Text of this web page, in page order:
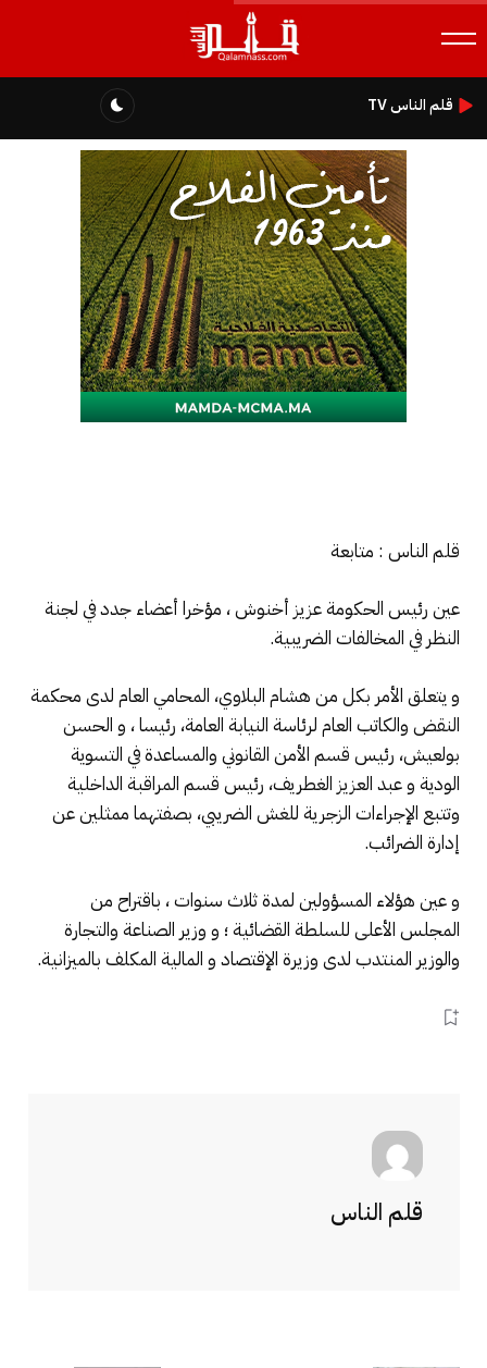
قلم الناس TV
قلم الناس : متابعة
عين رئيس الحكومة عزيز أخنوش ، مؤخرا أعضاء جدد في لجنة
النظر في المخالفات الضريبية.
و يتعلق الأمر بكل من هشام البلاوي، المحامي العام لدى محكمة
النقض والكاتب العام لرئاسة النيابة العامة، رئيسا ، و الحسن
بولعيش، رئيس قسم الأمن القانوني والمساعدة في التسوية
الودية و عبد العزيز الغطريف، رئيس قسم المراقبة الداخلية
وتتبع الإجراءات الزجرية للغش الضريبي، بصفتهما ممثلين عن
إدارة الضرائب.
و عين هؤلاء المسؤولين لمدة ثلاث سنوات ، باقتراح من
المجلس الأعلى للسلطة القضائية ؛ و وزير الصناعة والتجارة
والوزير المنتدب لدى وزيرة الإقتصاد و المالية المكلف بالميزانية.
قلم الناس